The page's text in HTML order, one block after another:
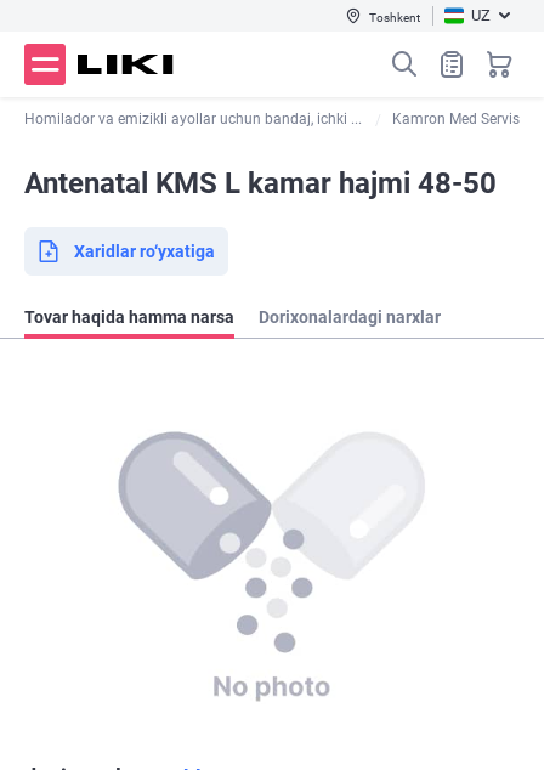
Toshkent UZ
Homilador va emizikli ayollar uchun bandaj, ichki ... Kamron Med Servis
Antenatal KMS L kamar hajmi 48-50
Xaridlar ro‘yxatiga
Tovar haqida hamma narsa Dorixonalardagi narxlar